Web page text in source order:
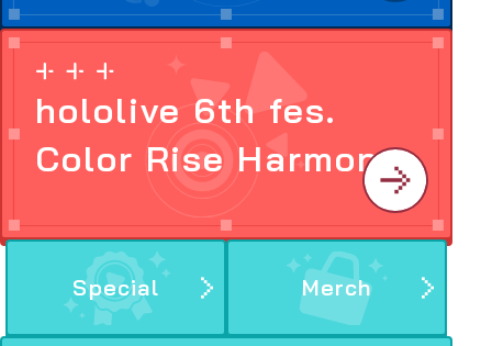
hololive 6th fes.
Color Rise Harmony
Special Merch